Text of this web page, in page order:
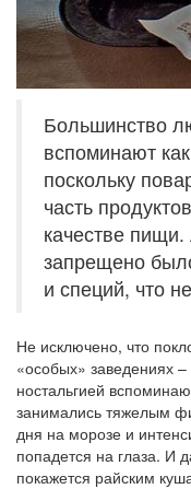
Большинство
вспоминают
поскольку
часть
качестве
запрещено
и специй, что
Не исключено, что
«особых» заведениях
ностальгией
занимались тяжелым
дня на морозе и
попадется на глаза. И
покажется райским